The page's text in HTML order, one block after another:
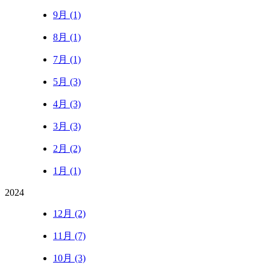
9月 (1)
8月 (1)
7月 (1)
5月 (3)
4月 (3)
3月 (3)
2月 (2)
1月 (1)
2024
12月 (2)
11月 (7)
10月 (3)